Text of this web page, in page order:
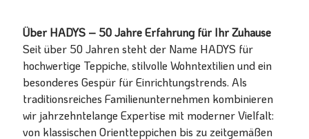
Über HADYS – 50 Jahre Erfahrung für Ihr Zuhause
Seit über 50 Jahren steht der Name HADYS für
hochwertige Teppiche, stilvolle Wohntextilien und ein
besonderes Gespür für Einrichtungstrends. Als
traditionsreiches Familienunternehmen kombinieren
wir jahrzehntelange Expertise mit moderner Vielfalt:
von klassischen Orientteppichen bis zu zeitgemäßen